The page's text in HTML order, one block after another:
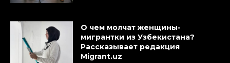
О чем молчат женщины-
мигрантки из Узбекистана?
Рассказывает редакция
Migrant.uz